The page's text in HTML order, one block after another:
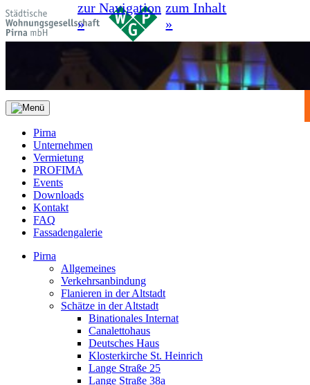
zur Navigation
»
zum Inhalt
»
Pirna
Unternehmen
Vermietung
PROFIMA
Events
Downloads
Kontakt
FAQ
Fassadengalerie
Pirna
Allgemeines
Verkehrsanbindung
Flanieren in der Altstadt
Schätze in der Altstadt
Binationales Internat
Canalettohaus
Deutsches Haus
Klosterkirche St. Heinrich
Lange Straße 25
Lange Straße 38a